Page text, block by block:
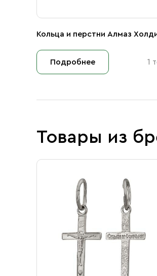
Кольца и перстни Алмаз
Подробнее 1
Товары из